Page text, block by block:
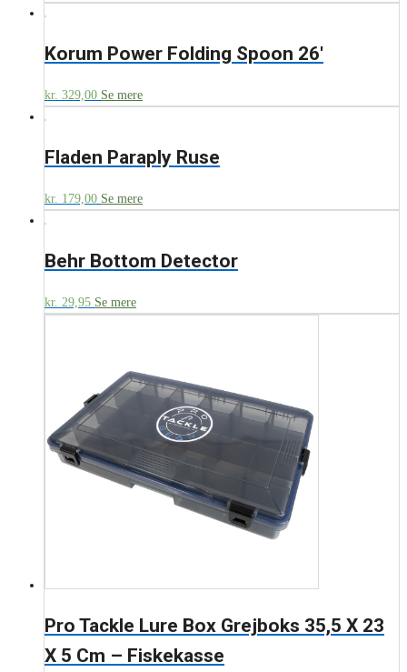
Korum Power Folding Spoon 26′
kr. 329,00 Se mere
Fladen Paraply Ruse
kr. 179,00 Se mere
Behr Bottom Detector
kr. 29,95 Se mere
Pro Tackle Lure Box Grejboks 35,5 X 23
X 5 Cm – Fiskekasse